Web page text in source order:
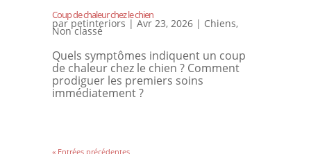
Coup de chaleur chez le chien
par petinteriors | Avr 23, 2026| Chiens,
Non classé
Quels symptômes indiquent un coup
de chaleur chez le chien ? Comment
prodiguer les premiers soins
immédiatement ?
« Entrées précédentes